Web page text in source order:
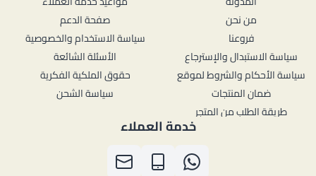
من نحن
فروعنا
سياسة الاستبدال والإسترجاع
سياسة الأحكام والشروط لموقع
ضمان المنتجات
طريقة الطلب من المتجر
صفحة الدعم
سياسة الاستخدام والخصوصية
الأسئلة الشائعة
حقوق الملكية الفكرية
سياسة الشحن
خدمة العملاء